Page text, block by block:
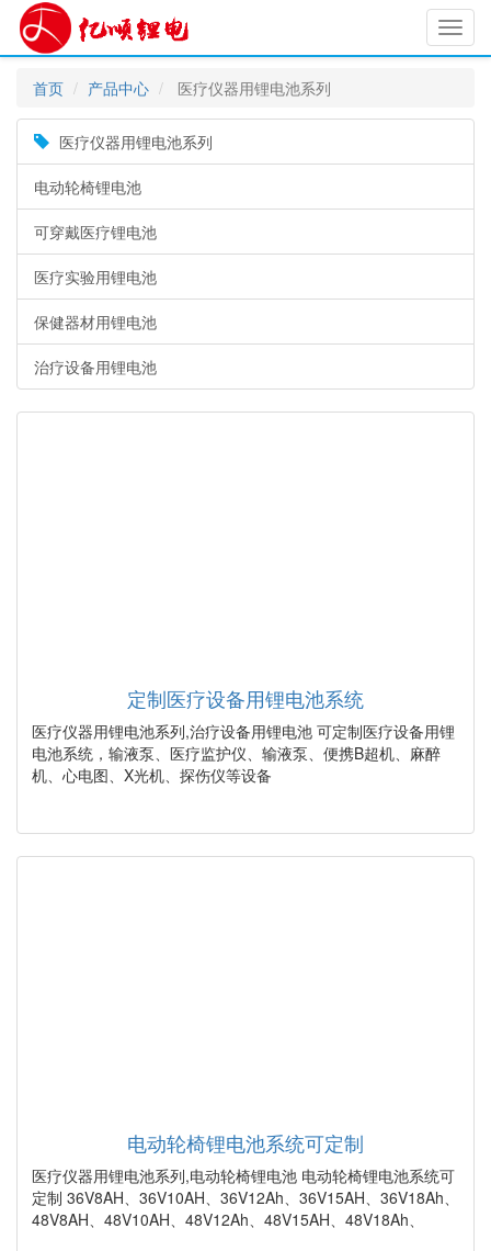
首页
产品中心 医疗仪器用锂电池系列
医疗仪器用锂电池系列
电动轮椅锂电池
可穿戴医疗锂电池
医疗实验用锂电池
保健器材用锂电池
治疗设备用锂电池
定制医疗设备用锂电池系统
医疗仪器用锂电池系列,治疗设备用锂电池 可定制医疗设备用锂
电池系统，输液泵、医疗监护仪、输液泵、便携B超机、麻醉
机、心电图、X光机、探伤仪等设备
电动轮椅锂电池系统可定制
医疗仪器用锂电池系列,电动轮椅锂电池 电动轮椅锂电池系统可
定制 36V8AH、36V10AH、36V12Ah、36V15AH、36V18Ah、
48V8AH、48V10AH、48V12Ah、48V15AH、48V18Ah、